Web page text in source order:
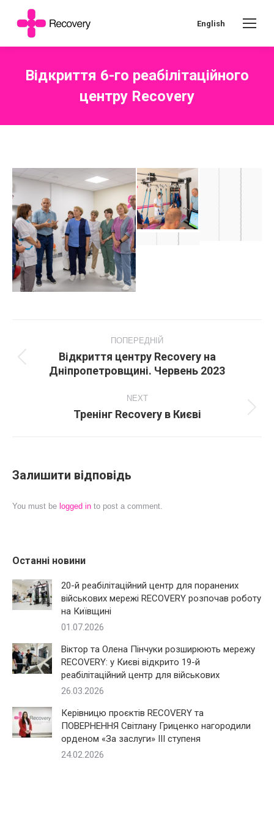
English
Відкриття 6-го реабілітаційного
центру Recovery
ПОПЕРЕДНІЙ
Попередній
альбом:
Відкриття центру Recovery на
Дніпропетровщині. Червень 2023
NEXT
Next
Тренінг Recovery в Києві
Залишити відповідь
You must be logged in to post a comment.
Останні новини
20-й реабілітаційний центр для поранених
військових мережі RECOVERY розпочав роботу
на Київщині
01.07.2026
Віктор та Олена Пінчуки розширюють мережу
RECOVERY: у Києві відкрито 19-й
реабілітаційний центр для військових
26.03.2026
Керівницю проєктів RECOVERY та
ПОВЕРНЕННЯ Світлану Гриценко нагородили
орденом «За заслуги» III ступеня
24.02.2026